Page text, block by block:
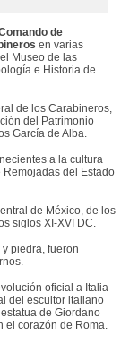
de
en varias
Museo de las
e Historia de
de los Carabineros,
del Patrimonio
García de Alba.
a la cultura
Remojadas del Estado
de México, de los
siglos XI-XVI DC.
piedra, fueron
oficial a Italia
del escultor italiano
de Giordano
el corazón de Roma.